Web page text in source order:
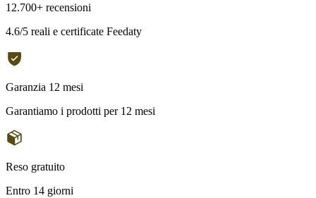
12.700+ recensioni
4.6/5 reali e certificate Feedaty
Garanzia 12 mesi
Garantiamo i prodotti per 12 mesi
Reso gratuito
Entro 14 giorni